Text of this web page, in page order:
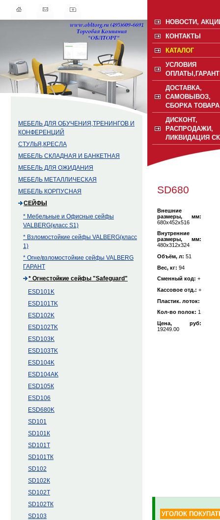
МЕБЕЛЬ ДЛЯ ОБУЧЕНИЯ,ТРЕНИНГОВ И
КОНФЕРЕНЦИЙ
СТУЛЬЯ,КРЕСЛА
МЕБЕЛЬ СКЛАДНАЯ И БАНКЕТНАЯ
МЕБЕЛЬ ДЛЯ ОЖИДАНИЯ
МЕБЕЛЬ МЕТАЛЛИЧЕСКАЯ
МЕБЕЛЬ КОРПУСНАЯ
СЕЙФЫ
* Мебельные и Офисные сейфы
VALBERG(класс S1)
* Взломостойкие сейфы VALBERG(класс
1)
* Огне/взломостойкие сейфы VALBERG
ГАРАНТ
* Огнестойкие сейфы "Safeguard"
ESD101K
ESD101ТK
ESD102K
ESD102TK
ESD103K
ESD103TK
ESD104K
ESD104АK
ESD105К
ESD106
ESD680K
SD101
SD101К
SD101Т
SD101ТК
SD102
SD102К
SD102Т
SD102ТК
SD103
НОВОСТИ,
КОНТАКТЫ
КАТАЛОГ
УСЛОВИЯ
ДОСТАВКА,
САМОВЫВОЗ,
СБОРКА ТОВАРА
ДИСКОНТ,
РАСПРОДАЖИ,
ЛИКВИДАЦИЯ
SD680
Внешние
размеры, мм:
680х452х516
Внутренние
размеры, мм:
480х312х324
Объём, л: 51
Вес, кг: 94
Сменный код: +
Кассовое отд.: +
Пластик. лоток:
Кол-во полок: 1
Цена, руб:
19249.00
УГОЛОК